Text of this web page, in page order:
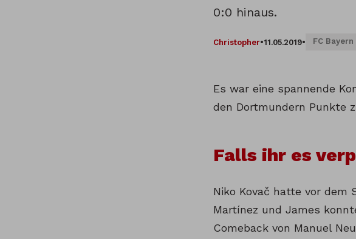
0:0 hinaus.
Christopher•11.05.2019• FC
Es war eine spannende
den Dortmundern Punkte
Falls ihr es
Niko Kovač hatte vor dem
Martínez und James
Comeback von Manuel